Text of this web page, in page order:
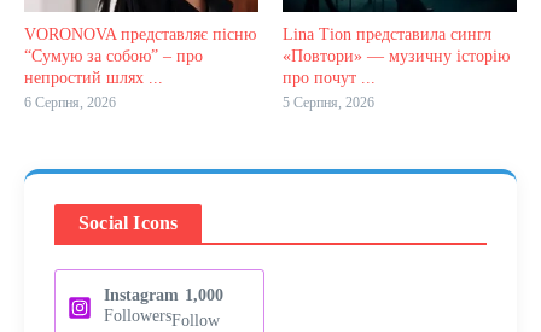
VORONOVA представляє пісню
“Сумую за собою” – про
непростий шлях ...
6 Серпня, 2026
Lina Tion представила сингл
«Повтори» — музичну історію
про почут ...
5 Серпня, 2026
Social Icons
Instagram 1,000
FollowersFollow